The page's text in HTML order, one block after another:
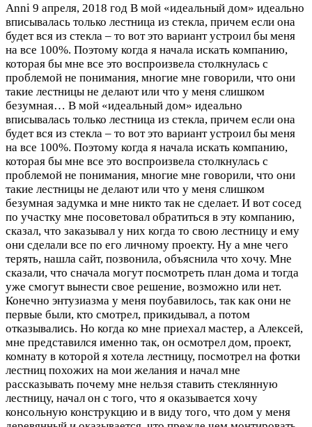
Anni 9 апреля, 2018 год В мой «идеальный дом» идеально
вписывалась только лестница из стекла, причем если она
будет вся из стекла – то вот это вариант устроил бы меня
на все 100%. Поэтому когда я начала искать компанию,
которая бы мне все это воспроизвела столкнулась с
проблемой не понимания, многие мне говорили, что они
такие лестницы не делают или что у меня слишком
безумная… В мой «идеальный дом» идеально
вписывалась только лестница из стекла, причем если она
будет вся из стекла – то вот это вариант устроил бы меня
на все 100%. Поэтому когда я начала искать компанию,
которая бы мне все это воспроизвела столкнулась с
проблемой не понимания, многие мне говорили, что они
такие лестницы не делают или что у меня слишком
безумная задумка и мне никто так не сделает. И вот сосед
по участку мне посоветовал обратиться в эту компанию,
сказал, что заказывал у них когда то свою лестницу и ему
они сделали все по его личному проекту. Ну а мне чего
терять, нашла сайт, позвонила, объяснила что хочу. Мне
сказали, что сначала могут посмотреть план дома и тогда
уже смогут вынести свое решение, возможно или нет.
Конечно энтузиазма у меня поубавилось, так как они не
первые были, кто смотрел, прикидывал, а потом
отказывались. Но когда ко мне приехал мастер, а Алексей,
мне представился именно так, он осмотрел дом, проект,
комнату в которой я хотела лестницу, посмотрел на фотки
лестниц похожих на мои желания и начал мне
рассказывать почему мне нельзя ставить стеклянную
лестницу, начал он с того, что я оказывается хочу
консольную конструкцию и в виду того, что дом у меня